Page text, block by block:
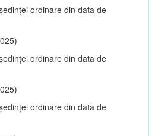
ordinare din data de
ordinare din data de
ordinare din data de